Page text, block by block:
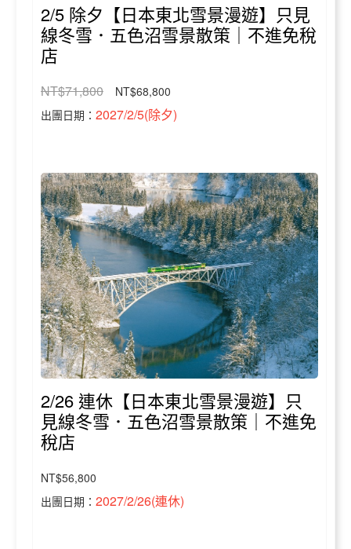
2/5 除夕【日本東北雪景漫遊】只見
線冬雪．五色沼雪景散策｜不進免稅
店
NT$71,800
NT$68,800
出團日期： 2027/2/5(除夕)
2/26 連休【日本東北雪景漫遊】只
見線冬雪．五色沼雪景散策｜不進免
稅店
NT$56,800
出團日期： 2027/2/26(連休)